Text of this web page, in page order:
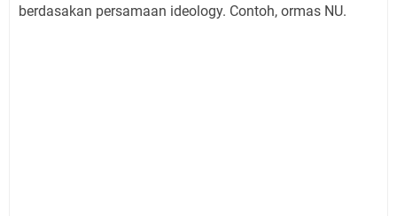
berdasakan persamaan ideology. Contoh, ormas NU.